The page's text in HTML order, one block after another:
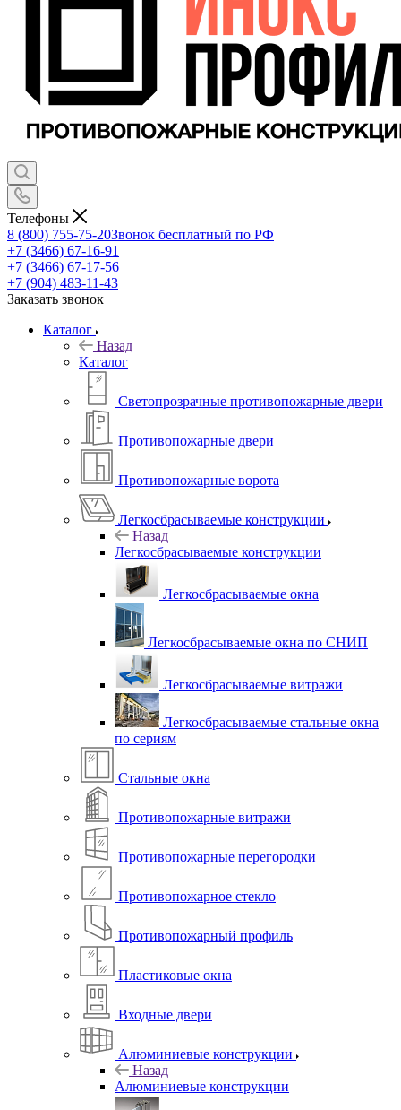
Телефоны
8 (800) 755-75-20Звонок бесплатный по РФ
+7 (3466) 67-16-91
+7 (3466) 67-17-56
+7 (904) 483-11-43
Заказать звонок
Каталог
Назад
Каталог
Светопрозрачные противопожарные двери
Противопожарные двери
Противопожарные ворота
Легкосбрасываемые конструкции
Назад
Легкосбрасываемые конструкции
Легкосбрасываемые окна
Легкосбрасываемые окна по СНИП
Легкосбрасываемые витражи
Легкосбрасываемые стальные окна
по сериям
Стальные окна
Противопожарные витражи
Противопожарные перегородки
Противопожарное стекло
Противопожарный профиль
Пластиковые окна
Входные двери
Алюминиевые конструкции
Назад
Алюминиевые конструкции